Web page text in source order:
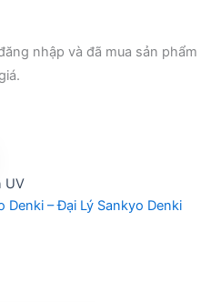
nhập và đã mua sản phẩm
UV
Denki – Đại Lý Sankyo Denki